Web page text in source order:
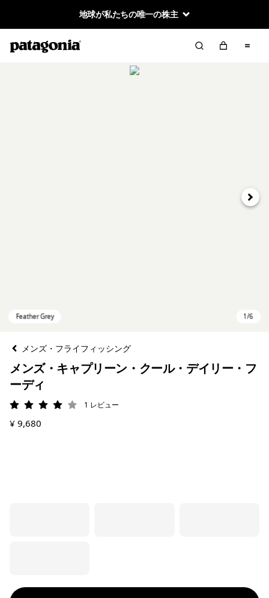
地球が私たちの唯一の株主
次へ
メンズ・フライフィッシング
メンズ・キャプリーン・クール・デイリー・フ
ーディ
評価: 4 / 5 1 レビュー
¥ 9,680